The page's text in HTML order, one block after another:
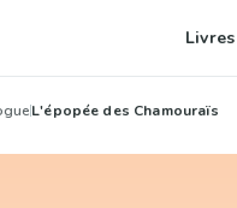
L'épopée des Chamouraïs